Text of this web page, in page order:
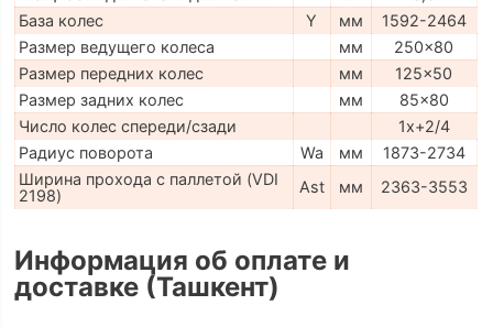
База колес
Y мм
1592-2464
Размер ведущего колеса
мм
250x80
Размер передних колес
мм
125x50
Размер задних колес
мм
85x80
Число колес спереди/сзади
1x+2/4
Радиус поворота
Wa мм
1873-2734
Ширина прохода с паллетой (VDI
2198)
Ast мм 2363-3553
Информация об оплате и
доставке (Ташкент)